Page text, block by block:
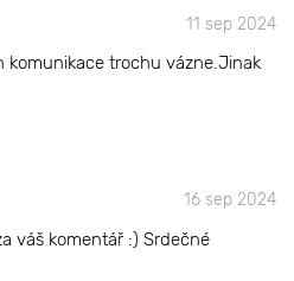
11 sep 2024
komunikace trochu vázne.Jinak
16 sep 2024
váš komentář :) Srdečné